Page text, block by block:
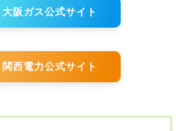
大阪ガス公式サイト
関西電力公式サイト